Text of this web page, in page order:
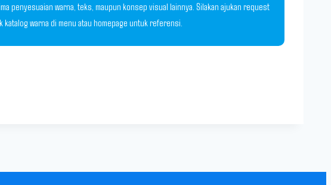
penyesuaian warna, teks, maupun konsep visual lainnya. Silakan ajukan request
warna di menu atau homepage untuk referensi.